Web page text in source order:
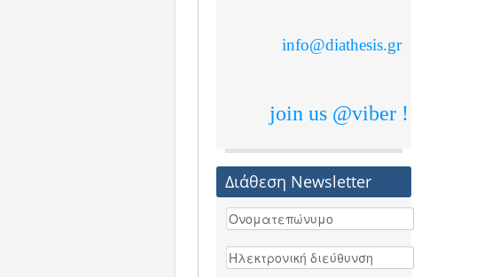
info@diathesis.gr
join us @viber !
Διάθεση Newsletter